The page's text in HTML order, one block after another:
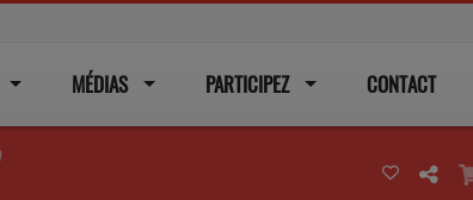
MÉDIAS PARTICIPEZ CONTACT